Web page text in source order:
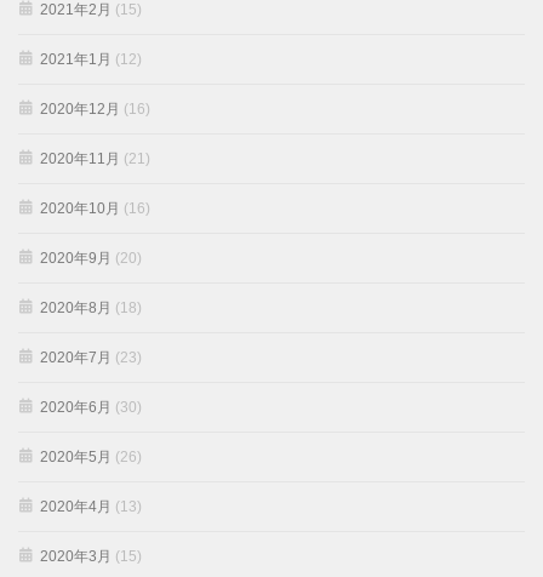
2021年2月 (15)
2021年1月 (12)
2020年12月 (16)
2020年11月 (21)
2020年10月 (16)
2020年9月 (20)
2020年8月 (18)
2020年7月 (23)
2020年6月 (30)
2020年5月 (26)
2020年4月 (13)
2020年3月 (15)